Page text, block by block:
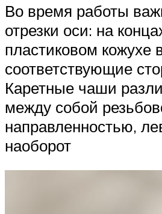
Во время работы
отрезки оси: на
пластиковом кожухе
соответствующие
Каретные чаши
между собой
направленностью,
наоборот